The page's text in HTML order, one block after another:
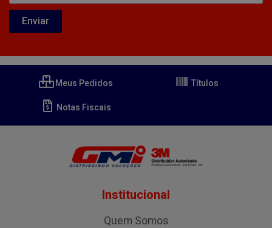
Meus Pedidos Títulos
Notas Fiscais
Institucional
Quem Somos